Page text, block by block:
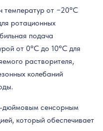
температур от −20°C
ротационных
подача
от 0°C до 10°C для
растворителя,
колебаний
дюймовым сенсорным
который обеспечивает